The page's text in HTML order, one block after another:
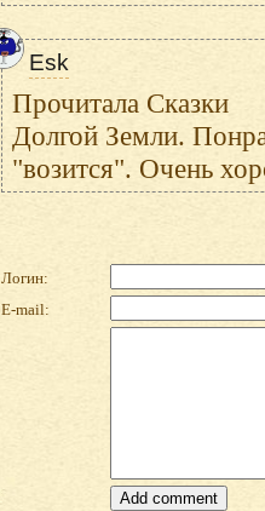
Esk
Прочитала Сказки
Долгой Земли.
"возится". Очень
Логин:
E-mail: